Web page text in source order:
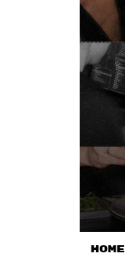
HOME